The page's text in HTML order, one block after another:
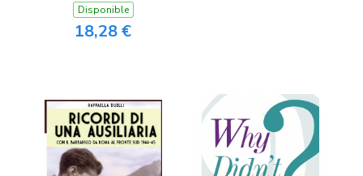
Disponible
18,28 €